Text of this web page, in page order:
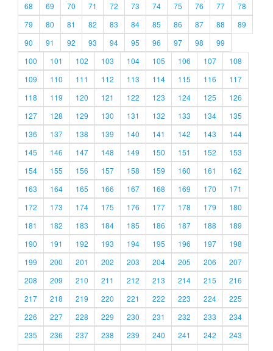
68
69 70 71 72 73 74 75 76 77
78
79
80 81 82 83 84 85 86 87 88
89
90
91 92 93 94 95 96 97 98
99
100
101 102 103 104 105 106 107
108
109
110 111 112 113 114 115 116
117
118
119 120 121 122 123 124 125
126
127
128 129 130 131 132 133 134
135
136
137 138 139 140 141 142 143
144
145
146 147 148 149 150 151 152
153
154
155 156 157 158 159 160 161
162
163
164 165 166 167 168 169 170
171
172
173 174 175 176 177 178 179
180
181
182 183 184 185 186 187 188
189
190
191 192 193 194 195 196 197
198
199
200 201 202 203 204 205 206
207
208
209 210 211 212 213 214 215
216
217
218 219 220 221 222 223 224
225
226
227 228 229 230 231 232 233
234
235
236 237 238 239 240 241 242
243